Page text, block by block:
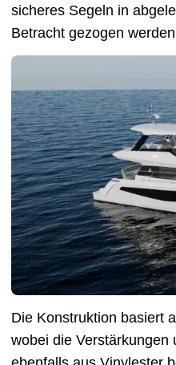
sicheres Segeln in
Betracht gezogen
Die Konstruktion basiert
wobei die Verstärkungen